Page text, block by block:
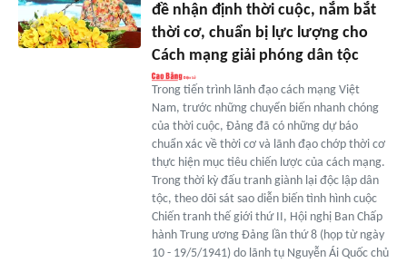
đề nhận định thời cuộc, nắm bắt
thời cơ, chuẩn bị lực lượng cho
Cách mạng giải phóng dân tộc
Trong tiến trình lãnh đạo cách mạng Việt
Nam, trước những chuyển biến nhanh chóng
của thời cuộc, Đảng đã có những dự báo
chuẩn xác về thời cơ và lãnh đạo chớp thời cơ
thực hiện mục tiêu chiến lược của cách mạng.
Trong thời kỳ đấu tranh giành lại độc lập dân
tộc, theo dõi sát sao diễn biến tình hình cuộc
Chiến tranh thế giới thứ II, Hội nghị Ban Chấp
hành Trung ương Đảng lần thứ 8 (họp từ ngày
10 - 19/5/1941) do lãnh tụ Nguyễn Ái Quốc chủ